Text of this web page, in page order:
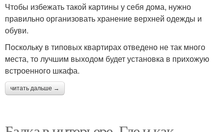
Чтобы избежать такой картины у себя дома, нужно
правильно организовать хранение верхней одежды и
обуви.
Поскольку в типовых квартирах отведено не так много
места, то лучшим выходом будет установка в прихожую
встроенного шкафа.
читать дальше →